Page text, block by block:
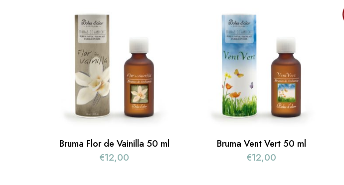
Bruma Flor de Vainilla 50 ml
€12,00
Bruma Vent Vert 50 ml
€12,00